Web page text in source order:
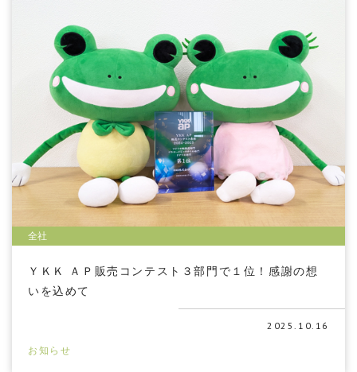
全社
ＹＫＫ ＡＰ販売コンテスト３部門で１位！感謝の想
いを込めて
2025.10.16
お知らせ